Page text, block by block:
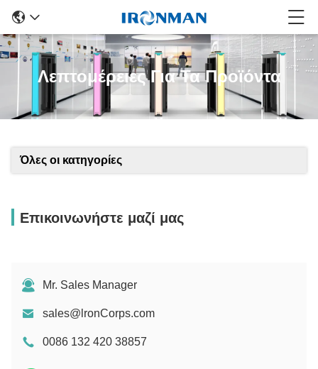
Λεπτομέρειες Για Τα Προϊόντα
Όλες οι κατηγορίες
Επικοινωνήστε μαζί μας
Mr. Sales Manager
sales@lronCorps.com
0086 132 420 38857